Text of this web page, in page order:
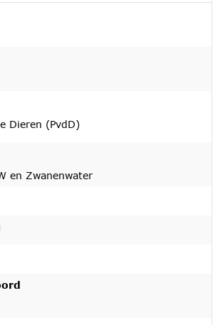
Dieren (PvdD)
en Zwanenwater